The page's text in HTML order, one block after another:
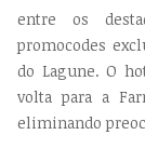
entre os
promocodes
do Lagune. O
volta para a
eliminando